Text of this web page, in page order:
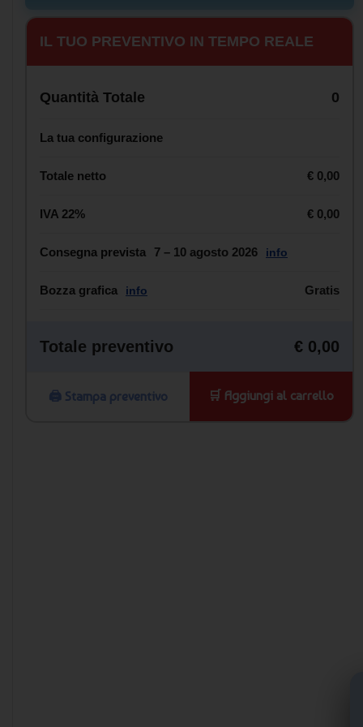
IL TUO PREVENTIVO IN TEMPO REALE
Quantità Totale 0
La tua configurazione
Totale netto € 0,00
IVA 22% € 0,00
Consegna prevista 7 – 10 agosto 2026 info
Bozza grafica info Gratis
Totale preventivo € 0,00
🖨️ Stampa preventivo 🛒 Aggiungi al carrello